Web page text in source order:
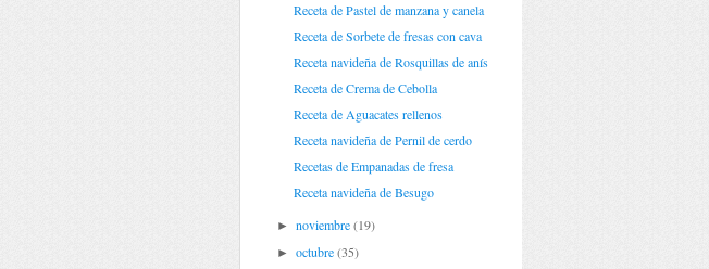
Receta de Pastel de manzana y canela
Receta de Sorbete de fresas con cava
Receta navideña de Rosquillas de anís
Receta de Crema de Cebolla
Receta de Aguacates rellenos
Receta navideña de Pernil de cerdo
Recetas de Empanadas de fresa
Receta navideña de Besugo
►noviembre (19)
►octubre (35)